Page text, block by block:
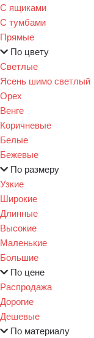
С ящиками
С тумбами
Прямые
По цвету
Светлые
Ясень шимо светлый
Орех
Венге
Коричневые
Белые
Бежевые
По размеру
Узкие
Широкие
Длинные
Высокие
Маленькие
Большие
По цене
Распродажа
Дорогие
Дешевые
По материалу